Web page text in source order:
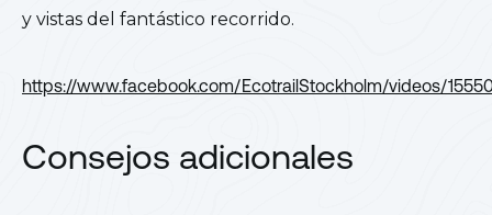
y vistas del fantástico recorrido.
https://www.facebook.com/EcotrailStockholm/videos/
Consejos adicionales